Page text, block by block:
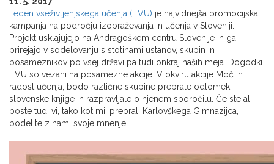
Teden vseživljenjskega učenja (TVU) je najvidnejša promocijska
kampanja na področju izobraževanja in učenja v Sloveniji.
Projekt usklajujejo na Andragoškem centru Slovenije in ga
prirejajo v sodelovanju s stotinami ustanov, skupin in
posameznikov po vsej državi pa tudi onkraj naših meja. Dogodki
TVU so vezani na posamezne akcije. V okviru akcije Moč in
radost učenja, bodo različne skupine prebrale odlomek
slovenske knjige in razpravljale o njenem sporočilu. Če ste ali
boste tudi vi, tako kot mi, prebrali Karlovškega Gimnazijca,
podelite z nami svoje mnenje.